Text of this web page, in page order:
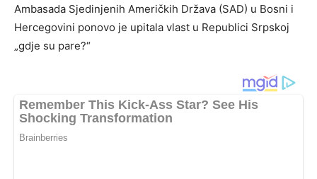
Ambasada Sjedinjenih Američkih Država (SAD) u Bosni i
Hercegovini ponovo je upitala vlast u Republici Srpskoj
„gdje su pare?“